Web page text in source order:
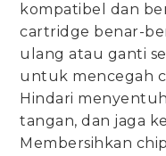
kompatibel dan
cartridge benar-
ulang atau ganti
untuk mencegah
Hindari
tangan, dan jaga
Membersihkan